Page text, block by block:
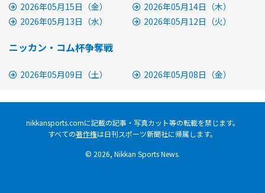
2026年05月15日（金）
2026年05月14日（木）
2026年05月13日（水）
2026年05月12日（火）
ニッカン・コム杯争奪戦
2026年05月09日（土） 2026年05月08日（金）
nikkansports.comに記載の記事・写真カット等の転載を禁じます。
すべての著作権は日刊スポーツ新聞社に帰属します。
© 2026, Nikkan Sports News.